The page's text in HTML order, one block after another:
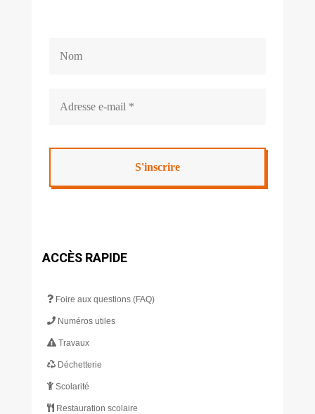
ACCÈS RAPIDE
Foire aux questions (FAQ)
Numéros utiles
Travaux
Déchetterie
Scolarité
Restauration scolaire